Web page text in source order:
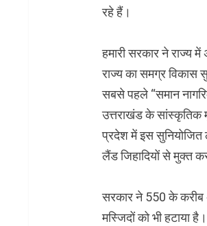
रहे हैं।
हमारी सरकार ने राज्य
राज्य का समग्र विकास
सबसे पहले “समान
उत्तराखंड के सांस्कृतिक
प्रदेश में इस सुनियोजित
लैंड जिहादियों से मुक्त
सरकार ने 550 के करीब
मस्जिदों को भी हटाया